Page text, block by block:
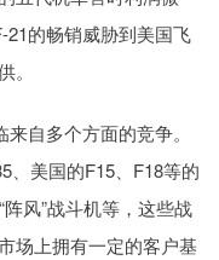
的畅销威胁到美国飞
。
自多个方面的竞争。
、美国的F15、F18等的
风”战斗机等，这些战
场上拥有一定的客户基